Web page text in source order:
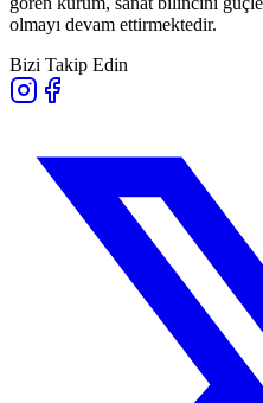
olmayı devam ettirmektedir.
Bizi Takip Edin